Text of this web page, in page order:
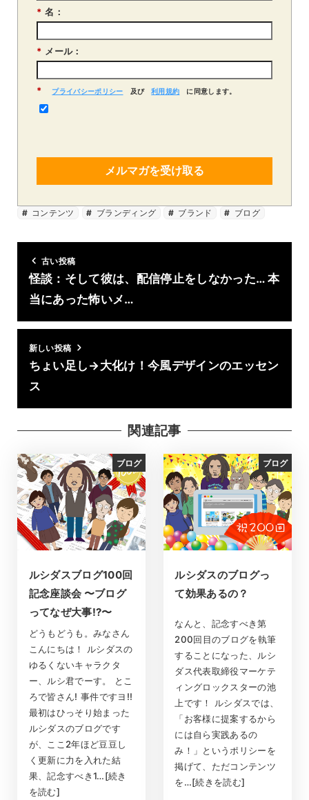
* 名：
* メール：
* プライバシーポリシー 及び 利用規約 に同意します。
メルマガを受け取る
コンテンツ ブランディング ブランド ブログ
古い投稿
怪談：そして彼は、配信停止をしなかった… 本
当にあった怖いメ…
新しい投稿
ちょい足し→大化け！今風デザインのエッセン
ス
関連記事
ブログ
ルシダスブログ100回
記念座談会 〜ブログ
ってなぜ大事!?〜
どうもどうも。みなさん
こんにちは！ ルシダスの
ゆるくないキャラクタ
ー、ルシ君でーす。 とこ
ろで皆さん! 事件ですヨ!!
最初はひっそり始まった
ルシダスのブログです
が、ここ2年ほど豆豆し
く更新に力を入れた結
果、記念すべき1…[続き
を読む]
ブログ
ルシダスのブログっ
て効果あるの？
なんと、記念すべき第
200回目のブログを執筆
することになった、ルシ
ダス代表取締役マーケテ
ィングロックスターの池
上です！ ルシダスでは、
「お客様に提案するから
には自ら実践あるの
み！」というポリシーを
掲げて、ただコンテンツ
を…[続きを読む]